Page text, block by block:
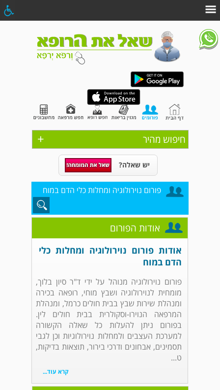
+ חיפוש מהיר
יש שאלה?
פורום נוירולוגיה ומחלות כלי הדם במוח
אודות הפורום
אודות פורום נוירולוגיה ומחלות כלי
הדם במוח
פורום נוירולוגיה מנוהל על ידי ד"ר סיון בלוך,
מומחית לנוירולוגיה ושבץ מוחי, רופאה בכירה
ומנהלת שירות שבץ בבית חולים כרמל, ומנהלת
המרפאה הנוירו-וסקולרית בבית חולים לין.
בפורום ניתן להעלות כל שאלה הקשורה
למערכת העצבים ולמחלות נוירולוגיות וכן לגבי
תסמינים, אבחונים ודרכי בירור, תוצאות בדיקות,
ט...
קרא עוד...